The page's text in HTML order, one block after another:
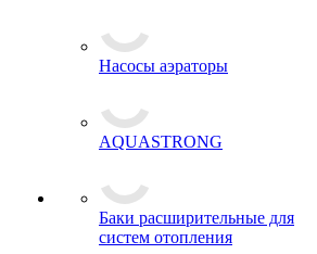
Насосы аэраторы
AQUASTRONG
Баки расширительные для
систем отопления